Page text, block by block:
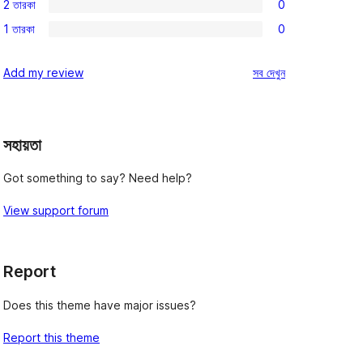
রিভিউ
স্টার
রিভিউ
3-
স্টার
0টি
2-
রিভিউ
2 তারকা 0
0টি
স্টার
1 তারকা 0
Add my review সবরিভিউ
দেখুন
সহায়তা
Got something to say? Need help?
View support forum
Report
Does this theme have major issues?
Report this theme